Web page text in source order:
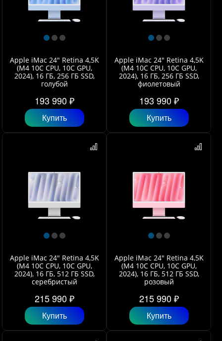
Apple iMac 24" Retina 4,5K
(M4 10C CPU, 10C GPU,
2024), 16 ГБ, 256 ГБ SSD,
голубой
193 990 ₽
Купить
Apple iMac 24" Retina 4,5K
(M4 10C CPU, 10C GPU,
2024), 16 ГБ, 256 ГБ SSD,
фиолетовый
193 990 ₽
Купить
Apple iMac 24" Retina 4,5K
(M4 10C CPU, 10C GPU,
2024), 16 ГБ, 512 ГБ SSD,
серебристый
215 990 ₽
Купить
Apple iMac 24" Retina 4,5K
(M4 10C CPU, 10C GPU,
2024), 16 ГБ, 512 ГБ SSD,
розовый
215 990 ₽
Купить